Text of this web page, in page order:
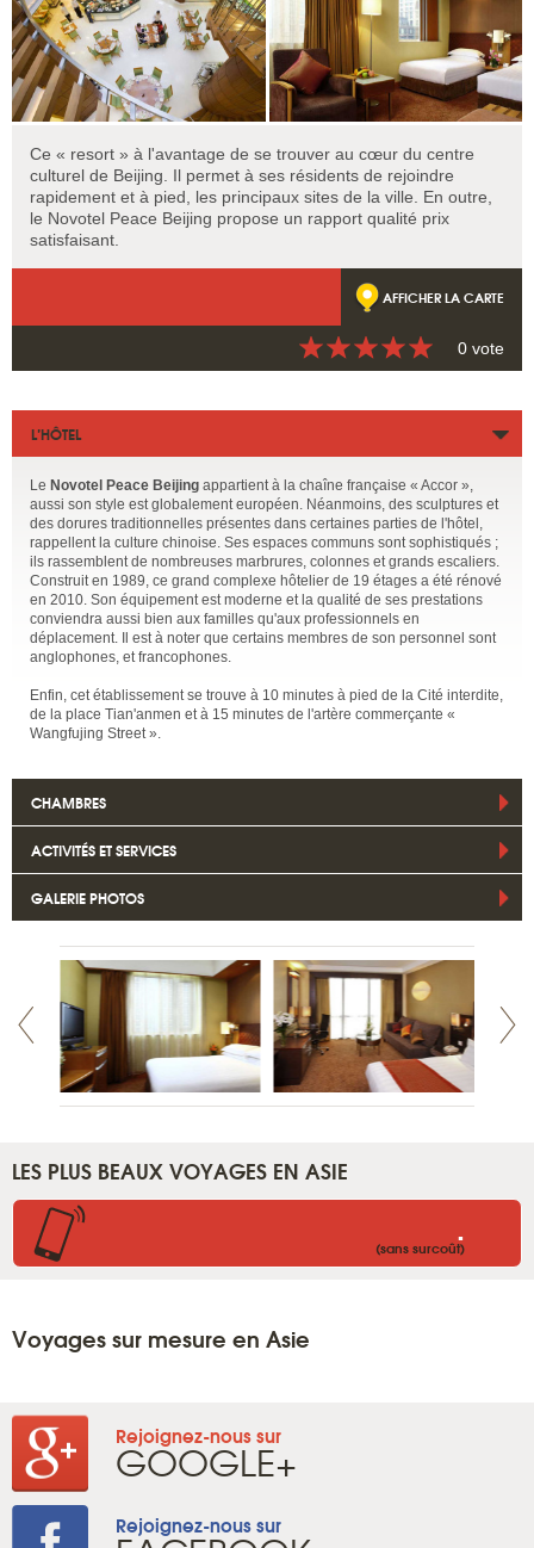
Ce « resort » à l'avantage de se trouver au cœur du centre
culturel de Beijing. Il permet à ses résidents de rejoindre
rapidement et à pied, les principaux sites de la ville. En outre,
le Novotel Peace Beijing propose un rapport qualité prix
satisfaisant.
AFFICHER LA CARTE
0 vote
L’HÔTEL
Le Novotel Peace Beijing appartient à la chaîne française « Accor »,
aussi son style est globalement européen. Néanmoins, des sculptures et
des dorures traditionnelles présentes dans certaines parties de l'hôtel,
rappellent la culture chinoise. Ses espaces communs sont sophistiqués ;
ils rassemblent de nombreuses marbrures, colonnes et grands escaliers.
Construit en 1989, ce grand complexe hôtelier de 19 étages a été rénové
en 2010. Son équipement est moderne et la qualité de ses prestations
conviendra aussi bien aux familles qu'aux professionnels en
déplacement. Il est à noter que certains membres de son personnel sont
anglophones, et francophones.
Enfin, cet établissement se trouve à 10 minutes à pied de la Cité interdite,
de la place Tian'anmen et à 15 minutes de l'artère commerçante «
Wangfujing Street ».
CHAMBRES
ACTIVITÉS ET SERVICES
GALERIE PHOTOS
LES PLUS BEAUX VOYAGES EN ASIE
.
(sans surcoût)
Voyages sur mesure en Asie
Rejoignez-nous sur
GOOGLE+
Rejoignez-nous sur